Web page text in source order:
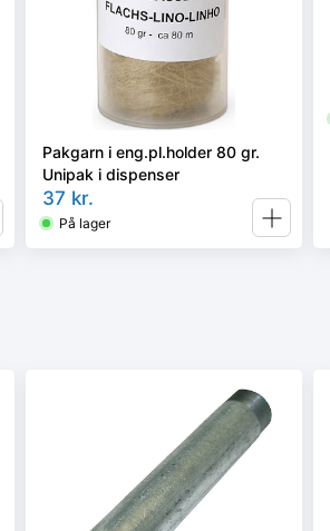
Pakgarn i eng.pl.holder 80 gr.
Unipak i dispenser
37 kr.
På lager